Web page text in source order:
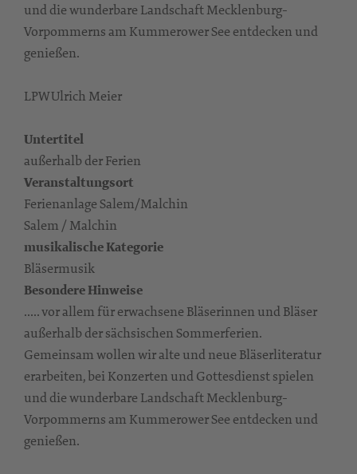
und die wunderbare Landschaft Mecklenburg-
Vorpommerns am Kummerower See entdecken und
genießen.
LPW Ulrich Meier
Untertitel
außerhalb der Ferien
Veranstaltungsort
Ferienanlage Salem/Malchin
Salem / Malchin
musikalische Kategorie
Bläsermusik
Besondere Hinweise
..... vor allem für erwachsene Bläserinnen und Bläser
außerhalb der sächsischen Sommerferien.
Gemeinsam wollen wir alte und neue Bläserliteratur
erarbeiten, bei Konzerten und Gottesdienst spielen
und die wunderbare Landschaft Mecklenburg-
Vorpommerns am Kummerower See entdecken und
genießen.